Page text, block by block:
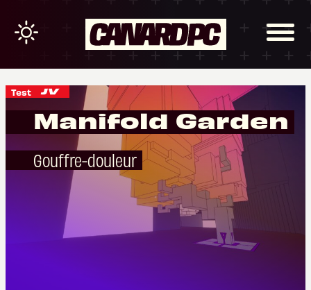
Test
Manifold Garden
Gouffre-douleur